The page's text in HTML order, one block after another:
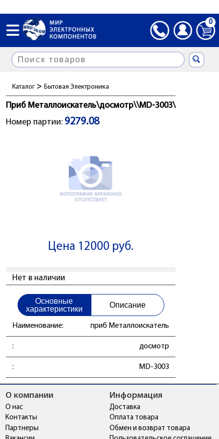
0
Каталог > Бытовая Электроника
Приб Металлоискатель\досмотр\\MD-3003\
Номер партии: 9279.08
Цена 12000 руб.
Нет в наличии
Основные
характеристики
Описание
Наименование: приб Металлоискатель
: досмотр
: MD-3003
О компании
О нас
Контакты
Партнеры
Информация
Доставка
Оплата товара
Обмен и возврат товара